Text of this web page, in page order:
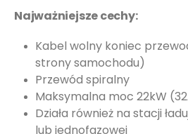
Najważniejsze cechy:
Kabel wolny koniec
strony samochodu)
Przewód spiralny
Maksymalna moc 22kW
Działa również na stacji
lub jednofazowej